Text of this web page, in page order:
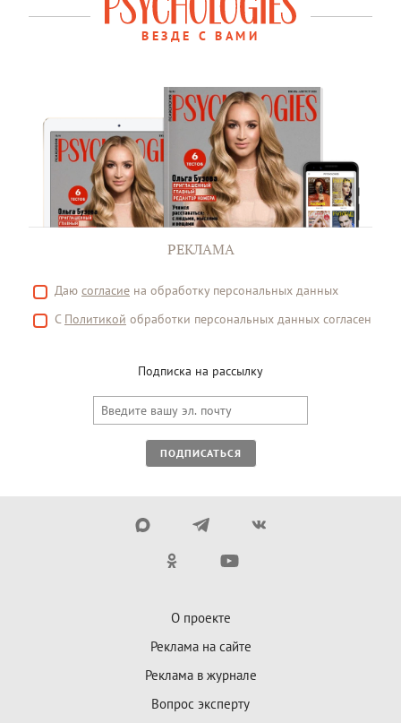
ВЕЗДЕ С ВАМИ
РЕКЛАМА
Даю согласие на обработку персональных данных
С Политикой обработки персональных данных согласен
Подписка на рассылку
ПОДПИСАТЬСЯ
О проекте
Реклама на сайте
Реклама в журнале
Вопрос эксперту